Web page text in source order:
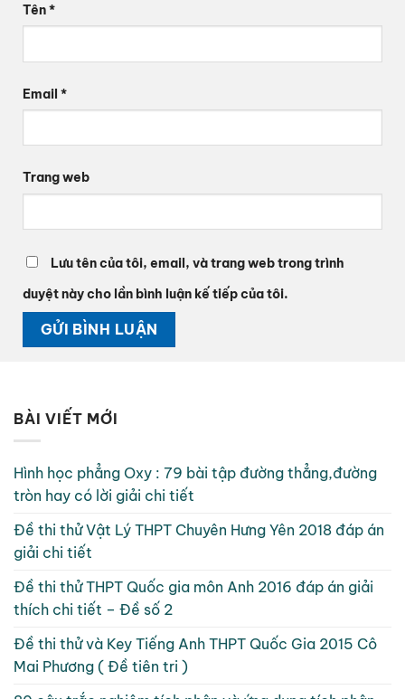
Tên*
Email *
Trang web
Lưu tên của tôi, email, và trang web trong trình
duyệt này cho lần bình luận kế tiếp của tôi.
BÀI VIẾT MỚI
Hình học phẳng Oxy : 79 bài tập đường thẳng,đường
tròn hay có lời giải chi tiết
Đề thi thử Vật Lý THPT Chuyên Hưng Yên 2018 đáp án
giải chi tiết
Đề thi thử THPT Quốc gia môn Anh 2016 đáp án giải
thích chi tiết – Đề số 2
Đề thi thử và Key Tiếng Anh THPT Quốc Gia 2015 Cô
Mai Phương ( Đề tiên tri )